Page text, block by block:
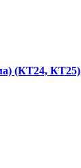
(КТ24, КТ25)